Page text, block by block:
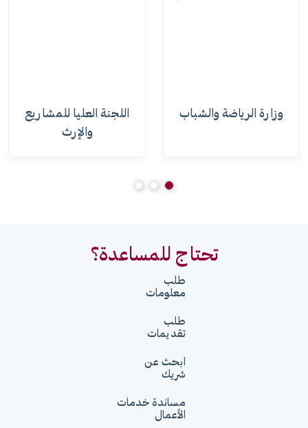
وزارة الرياضة والشباب
اللجنة العليا للمشاريع
والإرث
تحتاج للمساعدة؟
طلب
معلومات
طلب
تقديمات
ابحث عن
شريك
مساندة خدمات
الأعمال